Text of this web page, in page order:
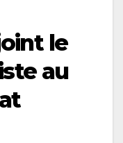
le
au